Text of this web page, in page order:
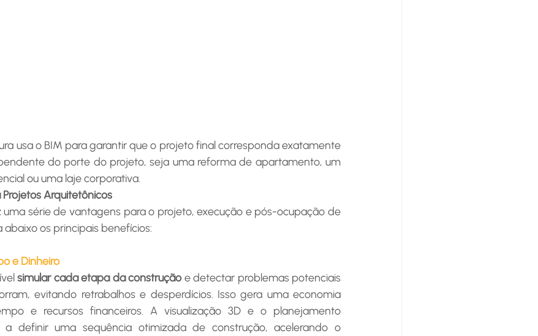
do porte do projeto, seja uma reforma de apartamento, um
ou uma laje corporativa.
Arquitetônicos
série de vantagens para o projeto, execução e pós-ocupação de
os principais benefícios:
e Dinheiro
simular cada etapa da construção e detectar problemas potenciais
evitando retrabalhos e desperdícios. Isso gera uma economia
e recursos financeiros. A visualização 3D e o planejamento
a definir uma sequência otimizada de construção, acelerando o